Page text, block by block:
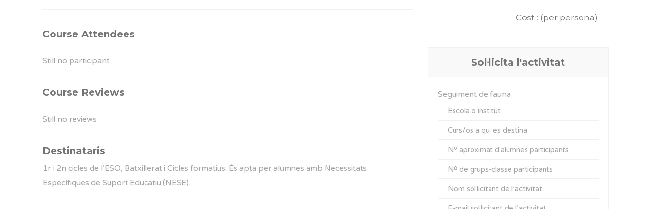
Course Attendees
Still no participant
Course Reviews
Still no reviews
Destinataris
1r i 2n cicles de l’ESO, Batxillerat i Cicles formatius. És apta per alumnes amb Necessitats
Específiques de Suport Educatiu (NESE).
Cost : (per persona)
Sol·licita l'activitat
Seguiment de fauna